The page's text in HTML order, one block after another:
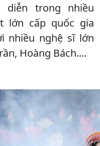
diễn trong nhiều
lớn cấp quốc gia
nhiều nghệ sĩ lớn
Hoàng Bách....